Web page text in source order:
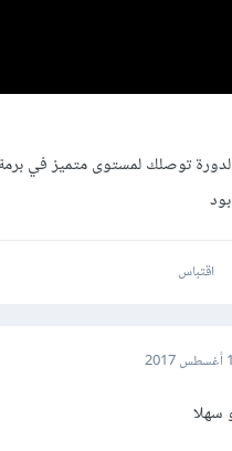
توصلك لمستوى متميز في برمة
اقتباس
سهلا